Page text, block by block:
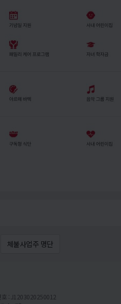
체불사업주 명단
호 : J1203020250012